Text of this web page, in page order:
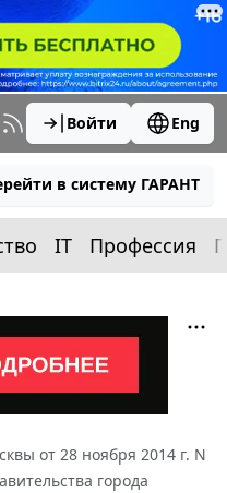
Войти Eng
в систему ГАРАНТ
IT Профессия
от 28 ноября 2014 г. N
города